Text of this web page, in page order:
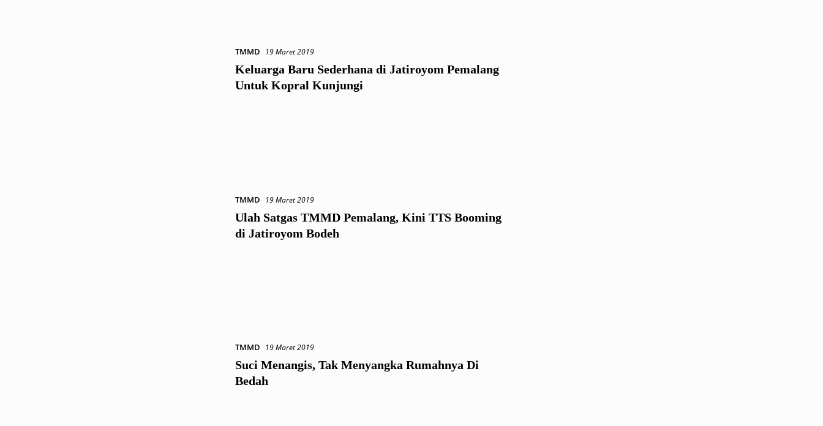
TMMD 19 Maret 2019
Keluarga Baru Sederhana di Jatiroyom Pemalang
Untuk Kopral Kunjungi
TMMD 19 Maret 2019
Ulah Satgas TMMD Pemalang, Kini TTS Booming
di Jatiroyom Bodeh
TMMD 19 Maret 2019
Suci Menangis, Tak Menyangka Rumahnya Di
Bedah